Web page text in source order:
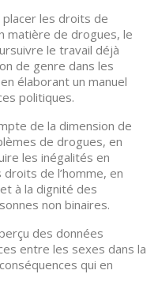
les droits de
matière de drogues, le
le travail déjà
de genre dans les
élaborant un manuel
politiques.
de la dimension de
de drogues, en
les inégalités en
de l’homme, en
à la dignité des
non binaires.
des données
entre les sexes dans la
qui en